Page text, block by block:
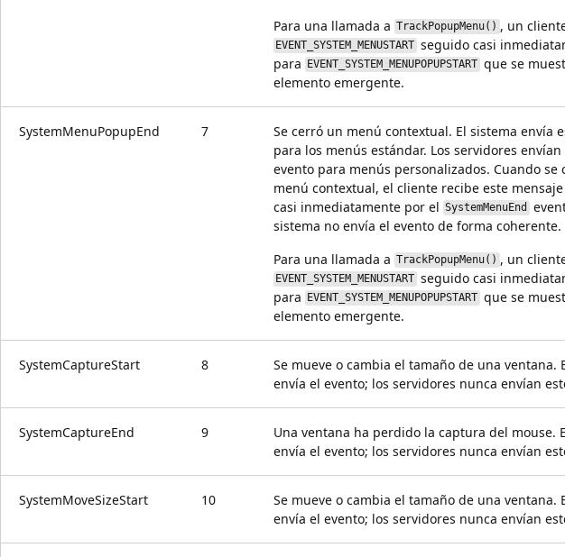
Para una llamada a TrackPopupMenu() , un
EVENT_SYSTEM_MENUSTART seguido casi
para
EVENT_SYSTEM_MENUPOPUPSTART que se
elemento emergente.
SystemMenuPopupEnd 7
Se cerró un menú contextual. El sistema envía
para los menús estándar. Los servidores envían
evento para menús personalizados. Cuando se
menú contextual, el cliente recibe este
casi inmediatamente por el SystemMenuEnd
sistema no envía el evento de forma coherente.
Para una llamada a TrackPopupMenu() , un
EVENT_SYSTEM_MENUSTART seguido casi
para
EVENT_SYSTEM_MENUPOPUPSTART que se
elemento emergente.
SystemCaptureStart 8
Se mueve o cambia el tamaño de una ventana.
envía el evento; los servidores nunca envían
SystemCaptureEnd 9
Una ventana ha perdido la captura del mouse.
envía el evento; los servidores nunca envían
SystemMoveSizeStart 10
Se mueve o cambia el tamaño de una ventana.
envía el evento; los servidores nunca envían